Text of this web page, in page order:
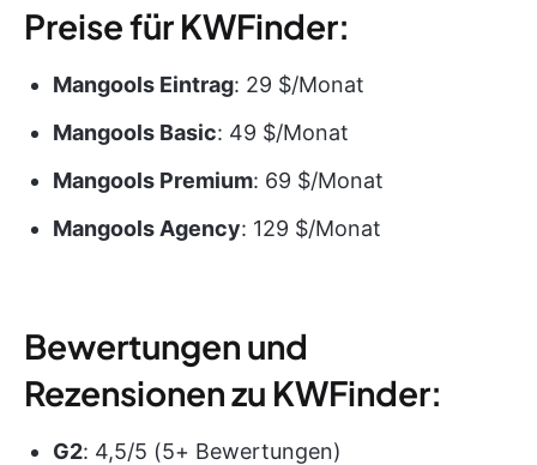
Preise für KWFinder:
Mangools Eintrag: 29 $/Monat
Mangools Basic: 49 $/Monat
Mangools Premium: 69 $/Monat
Mangools Agency: 129 $/Monat
Bewertungen und
Rezensionen zu KWFinder:
G2: 4,5/5 (5+ Bewertungen)